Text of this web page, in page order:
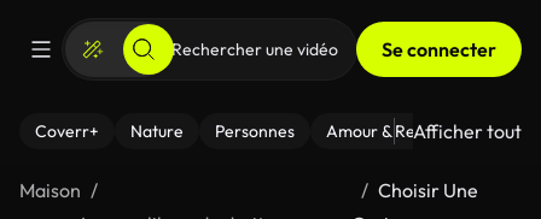
Se connecter
Coverr+ Nature Personnes Amour & Relations Le
Afficher tout
Maison
Choisir Une